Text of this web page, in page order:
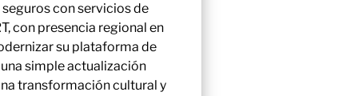
seguros con servicios de
con presencia regional en
su plataforma de
simple actualización
transformación cultural y